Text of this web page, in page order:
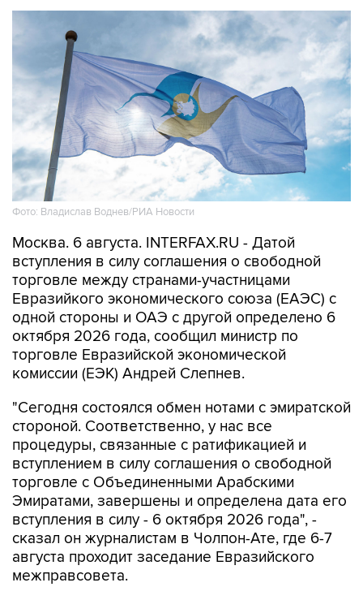
Фото: Владислав Воднев/РИА Новости
Москва. 6 августа. INTERFAX.RU - Датой
вступления в силу соглашения о свободной
торговле между странами-участницами
Евразийкого экономического союза (ЕАЭС) с
одной стороны и ОАЭ с другой определено 6
октября 2026 года, сообщил министр по
торговле Евразийской экономической
комиссии (ЕЭК) Андрей Слепнев.
"Сегодня состоялся обмен нотами с эмиратской
стороной. Соответственно, у нас все
процедуры, связанные с ратификацией и
вступлением в силу соглашения о свободной
торговле с Объединенными Арабскими
Эмиратами, завершены и определена дата его
вступления в силу - 6 октября 2026 года", -
сказал он журналистам в Чолпон-Ате, где 6-7
августа проходит заседание Евразийского
межправсовета.